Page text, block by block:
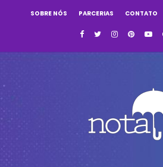
SOBRE NÓS PARCERIAS CONTATO